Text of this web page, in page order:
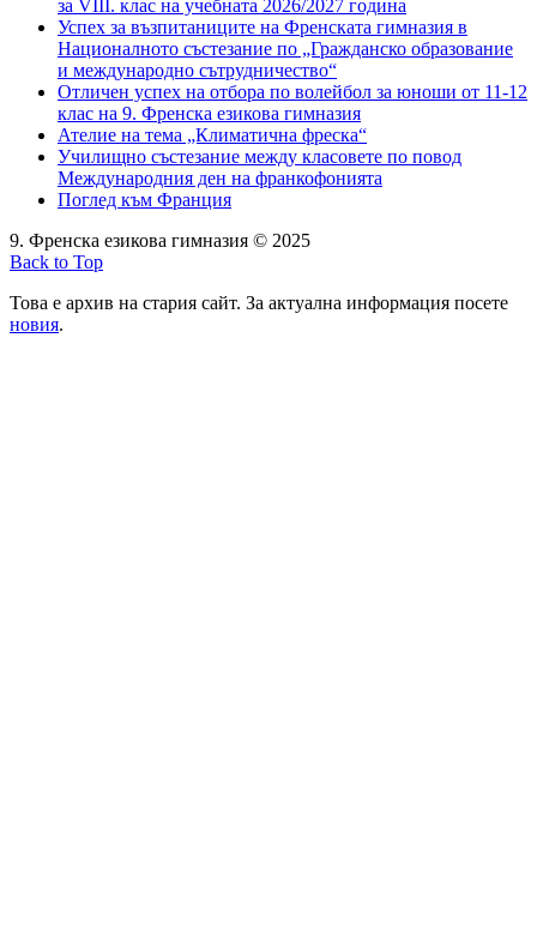
за VIII. клас на учебната 2026/2027 година
Успех за възпитаниците на Френската гимназия в
Националното състезание по „Гражданско образование
и международно сътрудничество“
Отличен успех на отбора по волейбол за юноши от 11-12
клас на 9. Френска езикова гимназия
Ателие на тема „Климатична фреска“
Училищно състезание между класовете по повод
Международния ден на франкофонията
Поглед към Франция
9. Френска езикова гимназия © 2025
Back to Top
Това е архив на стария сайт. За актуална информация посете
новия.